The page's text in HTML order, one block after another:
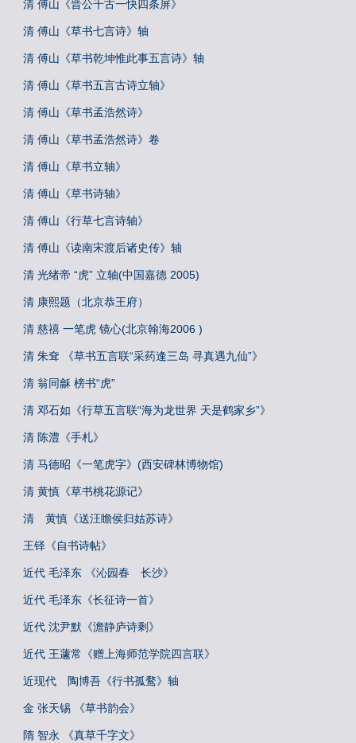
清 傅山《晋公千古一快四条屏》
清 傅山《草书七言诗》轴
清 傅山《草书乾坤惟此事五言诗》轴
清 傅山《草书五言古诗立轴》
清 傅山《草书孟浩然诗》
清 傅山《草书孟浩然诗》卷
清 傅山《草书立轴》
清 傅山《草书诗轴》
清 傅山《行草七言诗轴》
清 傅山《读南宋渡后诸史传》轴
清 光绪帝 “虎” 立轴(中国嘉德 2005)
清 康熙题（北京恭王府）
清 慈禧 一笔虎 镜心(北京翰海2006 )
清 朱耷 《草书五言联“采药逢三岛 寻真遇九仙”》
清 翁同龢 榜书“虎”
清 邓石如《行草五言联“海为龙世界 天是鹤家乡”》
清 陈澧《手札》
清 马德昭《一笔虎字》(西安碑林博物馆)
清 黄慎《草书桃花源记》
清 黄慎《送汪瞻侯归姑苏诗》
王铎《自书诗帖》
近代 毛泽东 《沁园春 长沙》
近代 毛泽东《长征诗一首》
近代 沈尹默《澹静庐诗剩》
近代 王蘧常《赠上海师范学院四言联》
近现代 陶博吾《行书孤鹜》轴
金 张天锡 《草书韵会》
隋 智永 《真草千字文》